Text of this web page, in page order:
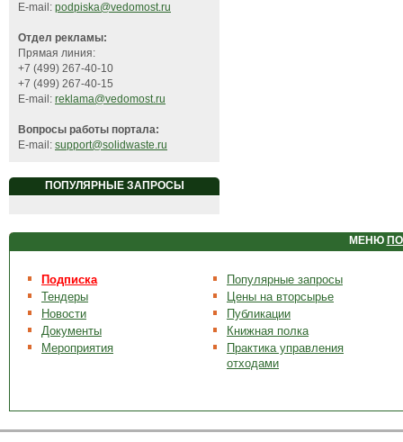
E-mail: podpiska@vedomost.ru
Отдел рекламы:
Прямая линия:
+7 (499) 267-40-10
+7 (499) 267-40-15
E-mail: reklama@vedomost.ru
Вопросы работы портала:
E-mail: support@solidwaste.ru
ПОПУЛЯРНЫЕ ЗАПРОСЫ
МЕНЮ
Подписка
Тендеры
Новости
Документы
Мероприятия
Популярные запросы
Цены на вторсырье
Публикации
Книжная полка
Практика управления
отходами